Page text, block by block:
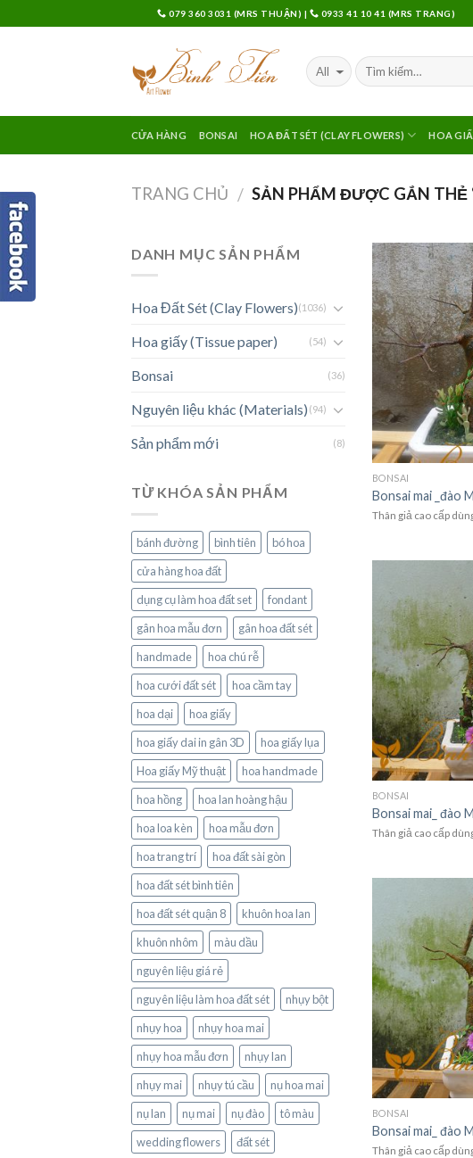
to
079 360 3031 (MRS THUẬN) | 0933 41 10 41 (MRS TRANG)
CỬA HÀNG BONSAI HOA ĐẤT SÉT (CLAY FLOWERS) HOA
TRANG CHỦ / SẢN PHẨM ĐƯỢC GẮN THẺ
DANH MỤC SẢN PHẨM
Hoa Đất Sét (Clay Flowers)(1036)
Hoa giấy (Tissue paper) (54)
Bonsai (36)
Nguyên liệu khác (Materials) (94)
Sản phẩm mới (8)
TỪ KHÓA SẢN PHẨM
bánh đường bình tiên
bó hoa
cửa hàng hoa đất
dụng cụ làm hoa đất set
fondant
gân hoa mẫu đơn
gân hoa đất sét
handmade
hoa chú rễ
hoa cưới đất sét
hoa cầm tay
hoa dại
hoa giấy
hoa giấy dai in gân 3D
hoa giấy lụa
Hoa giấy Mỹ thuật
hoa handmade
hoa hồng
hoa lan hoàng hậu
hoa loa kèn
hoa mẫu đơn
hoa trang trí
hoa đất sài gòn
hoa đất sét bình tiên
hoa đất sét quận 8
khuôn hoa lan
khuôn nhôm
màu dầu
nguyên liệu giá rẻ
nguyên liệu làm hoa đất sét
nhụy bột
nhụy hoa
nhụy hoa mai
nhụy hoa mẫu đơn
nhụy lan
nhụy mai
nhụy tú cầu
nụ hoa mai
nụ lan
nụ mai nụ đào
tô màu
wedding flowers
đất sét
BONSAI
Bonsai mai _đào
Thân giả cao cấp
BONSAI
Bonsai mai_ đào
Thân giả cao cấp
BONSAI
Bonsai mai_ đào
Thân giả cao cấp